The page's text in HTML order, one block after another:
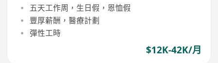
五天工作周，生日假，恩恤假
豐厚薪酬，醫療計劃
彈性工時
$12K-42K/月